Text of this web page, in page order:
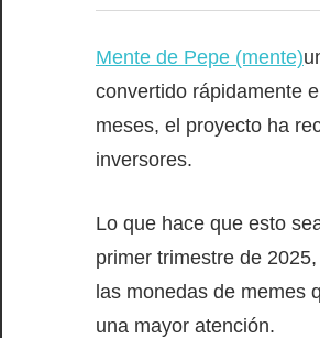
Mente de Pepe (mente)
convertido rápidamente
meses, el proyecto ha
inversores.
Lo que hace que esto
primer trimestre de
las monedas de memes
una mayor atención.